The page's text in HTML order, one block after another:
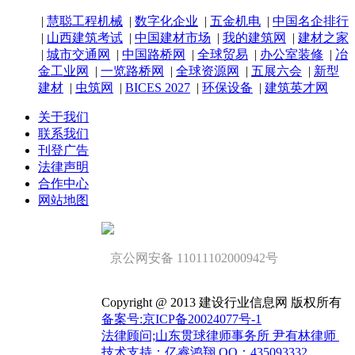
| 慧聪工程机械 | 数字化企业 | 五金机电 | 中国名企排行
| 山西建筑考试 | 中国建材市场 | 我的建筑网 | 建材之家
| 城市交通网 | 中国路桥网 | 全球贸易 | 办公室装修 | 冶
金工业网
| 一览路桥网 | 全球资源网 | 五展六会 | 新型
建材 | 虫筑网 | BICES 2027 | 环保设备 | 建筑英才网
关于我们
联系我们
刊登广告
法律声明
合作中心
网站地图
京公网安备 11011102000942号
Copyright @ 2013 建设行业信息网 版权所有
备案号:京ICP备20024077号-1
法律顾问;山东贯球律师事务所 尹有林律师